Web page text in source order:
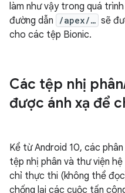
làm như vậy trong quá
đường dẫn
/apex/… sẽ
cho các tệp Bionic.
Các tệp nhị phân
được ánh xạ để
Kể từ Android 10, các
tệp nhị phân và thư viện
chỉ thực thi (không thể
chống lại các cuộc tấn